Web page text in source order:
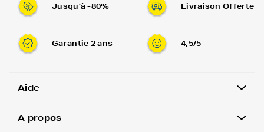
Jusqu’à -80% Livraison Offerte
Garantie 2 ans 4,5/5
Aide
A propos